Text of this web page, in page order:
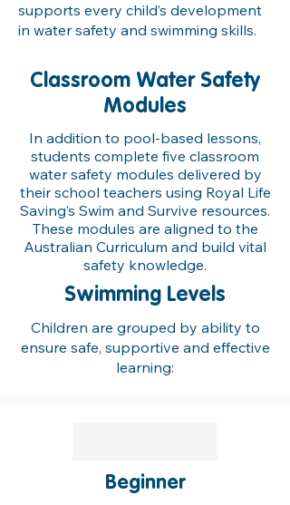
supports every child’s development
in water safety and swimming skills.
Classroom Water Safety
Modules
In addition to pool-based lessons,
students complete five classroom
water safety modules delivered by
their school teachers using Royal Life
Saving’s Swim and Survive resources.
These modules are aligned to the
Australian Curriculum and build vital
safety knowledge.
Swimming Levels
Children are grouped by ability to
ensure safe, supportive and effective
learning:
Beginner